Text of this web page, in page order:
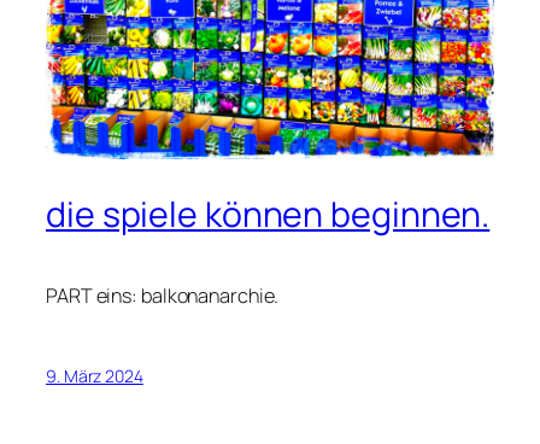
die spiele können beginnen.
PART eins: balkonanarchie.
9. März 2024